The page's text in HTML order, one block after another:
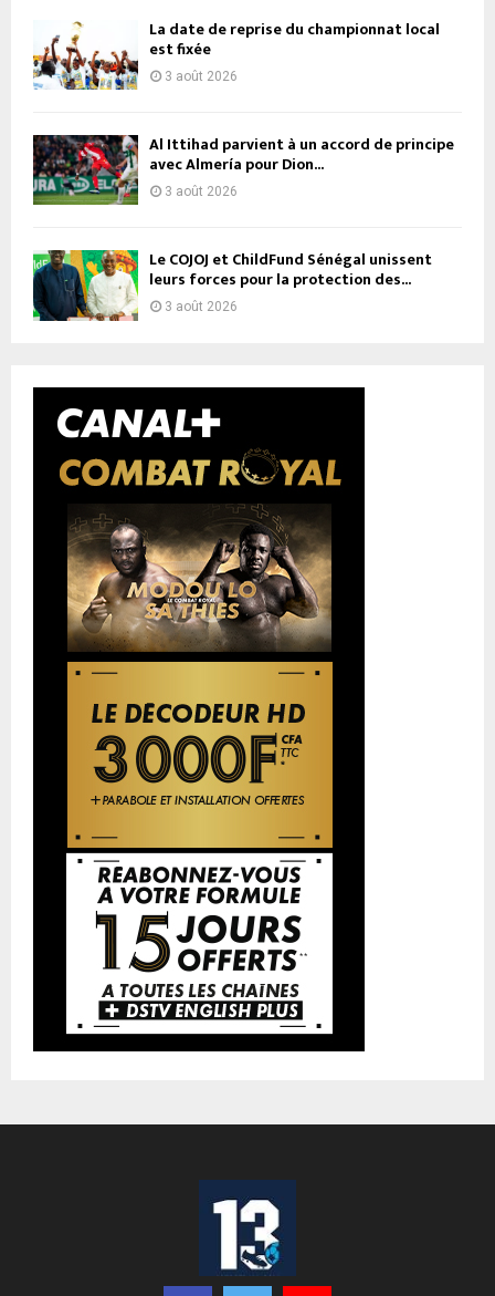
La date de reprise du championnat local
est fixée
3 août 2026
Al Ittihad parvient à un accord de principe
avec Almería pour Dion...
3 août 2026
Le COJOJ et ChildFund Sénégal unissent
leurs forces pour la protection des...
3 août 2026